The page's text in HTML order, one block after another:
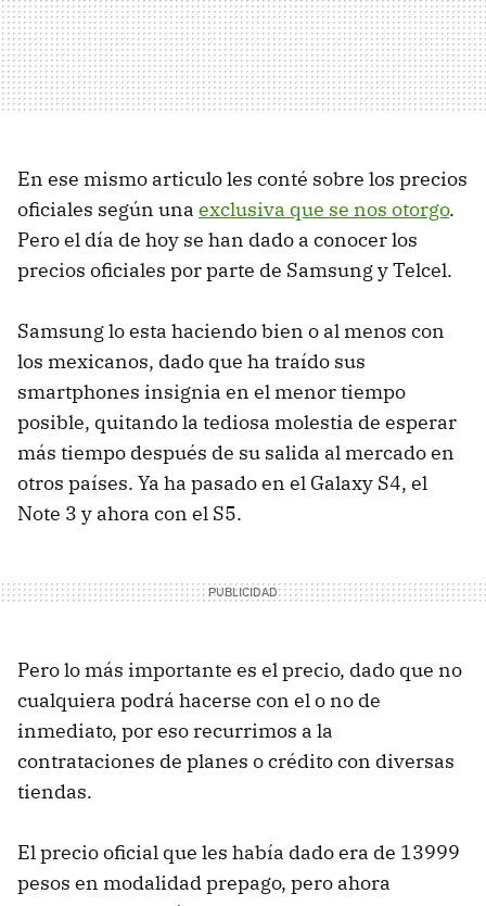
En ese mismo articulo les conté sobre los precios
oficiales según una exclusiva que se nos otorgo.
Pero el día de hoy se han dado a conocer los
precios oficiales por parte de Samsung y Telcel.
Samsung lo esta haciendo bien o al menos con
los mexicanos, dado que ha traído sus
smartphones insignia en el menor tiempo
posible, quitando la tediosa molestia de esperar
más tiempo después de su salida al mercado en
otros países. Ya ha pasado en el Galaxy S4, el
Note 3 y ahora con el S5.
Pero lo más importante es el precio, dado que no
cualquiera podrá hacerse con el o no de
inmediato, por eso recurrimos a la
contrataciones de planes o crédito con diversas
tiendas.
El precio oficial que les había dado era de 13999
pesos en modalidad prepago, pero ahora